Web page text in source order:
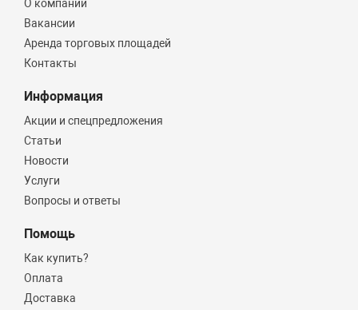
О компании
Вакансии
Аренда торговых площадей
Контакты
Информация
Акции и спецпредложения
Статьи
Новости
Услуги
Вопросы и ответы
Помощь
Как купить?
Оплата
Доставка